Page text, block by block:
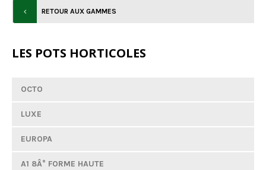
RETOUR AUX GAMMES
LES POTS HORTICOLES
OCTO
LUXE
EUROPA
A1 8Â° FORME HAUTE